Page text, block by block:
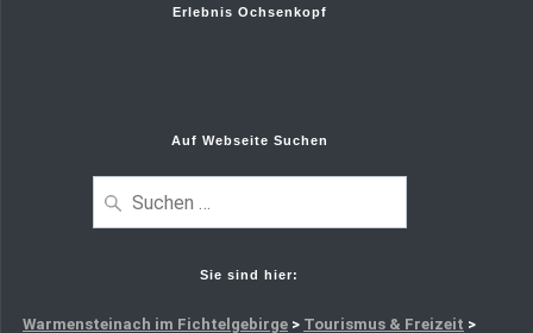
Erlebnis Ochsenkopf
Auf Webseite Suchen
Suchen
nach:
Sie sind hier:
Warmensteinach im Fichtelgebirge > Tourismus & Freizeit >